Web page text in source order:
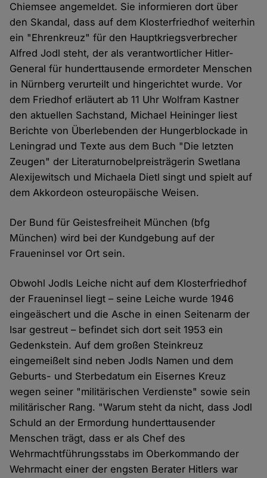
Chiemsee angemeldet. Sie informieren dort über
den Skandal, dass auf dem Klosterfriedhof weiterhin
ein "Ehrenkreuz" für den Hauptkriegsverbrecher
Alfred Jodl steht, der als verantwortlicher Hitler-
General für hunderttausende ermordeter Menschen
in Nürnberg verurteilt und hingerichtet wurde. Vor
dem Friedhof erläutert ab 11 Uhr Wolfram Kastner
den aktuellen Sachstand, Michael Heininger liest
Berichte von Überlebenden der Hungerblockade in
Leningrad und Texte aus dem Buch "Die letzten
Zeugen" der Literaturnobelpreisträgerin Swetlana
Alexijewitsch und Michaela Dietl singt und spielt auf
dem Akkordeon osteuropäische Weisen.
Der Bund für Geistesfreiheit München (bfg
München) wird bei der Kundgebung auf der
Fraueninsel vor Ort sein.
Obwohl Jodls Leiche nicht auf dem Klosterfriedhof
der Fraueninsel liegt – seine Leiche wurde 1946
eingeäschert und die Asche in einen Seitenarm der
Isar gestreut – befindet sich dort seit 1953 ein
Gedenkstein. Auf dem großen Steinkreuz
eingemeißelt sind neben Jodls Namen und dem
Geburts- und Sterbedatum ein Eisernes Kreuz
wegen seiner "militärischen Verdienste" sowie sein
militärischer Rang. "Warum steht da nicht, dass Jodl
Schuld an der Ermordung hunderttausender
Menschen trägt, dass er als Chef des
Wehrmachtführungsstabs im Oberkommando der
Wehrmacht einer der engsten Berater Hitlers war